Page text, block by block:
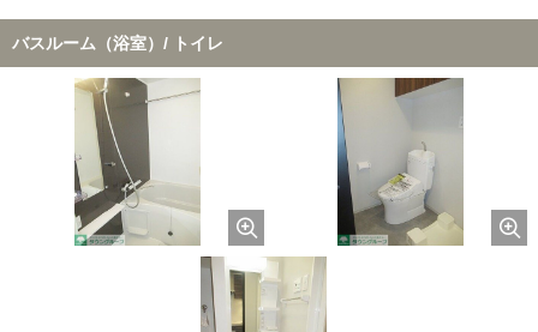
バスルーム（浴室）/ トイレ